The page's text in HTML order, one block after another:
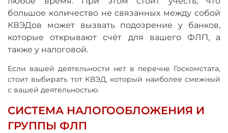
большое количество не связанных между собой
КВЭДов может вызвать подозрение у банков,
которые открывают счёт для вашего ФЛП, а
также у налоговой.
Если вашей деятельности нет в перечне Госкомстата,
стоит выбирать тот КВЭД, который наиболее смежный
с вашей деятельностью.
СИСТЕМА НАЛОГООБЛОЖЕНИЯ И
ГРУППЫ ФЛП